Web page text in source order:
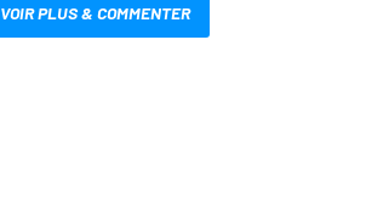
VOIR PLUS & COMMENTER